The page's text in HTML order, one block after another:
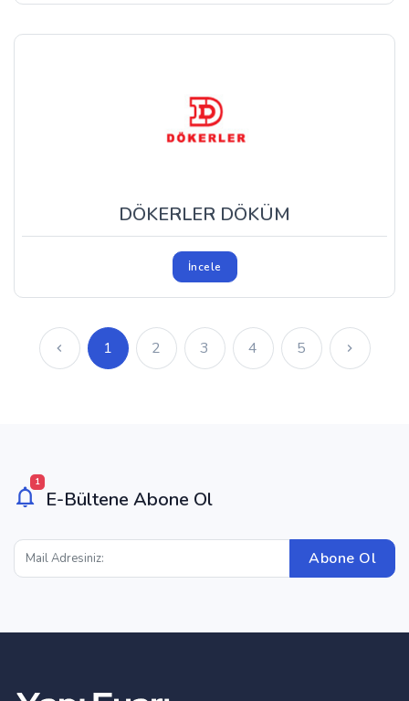
DÖKERLER DÖKÜM
İncele
1 2 3 4 5
1
E-Bültene Abone Ol
Abone Ol